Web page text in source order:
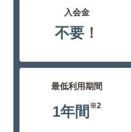
入会金
不要！
最低利用期間
1年間 ※2